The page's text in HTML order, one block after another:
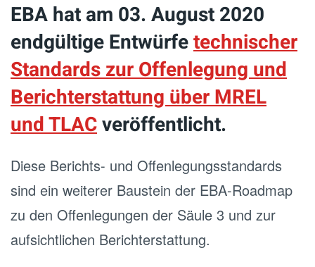
EBA hat am 03. August 2020
endgültige Entwürfetechnischer
Standards zur Offenlegung und
Berichterstattung über MREL
und TLACveröffentlicht.
Diese Berichts- und Offenlegungsstandards
sind ein weiterer Baustein der EBA-Roadmap
zu den Offenlegungen der Säule 3 und zur
aufsichtlichen Berichterstattung.